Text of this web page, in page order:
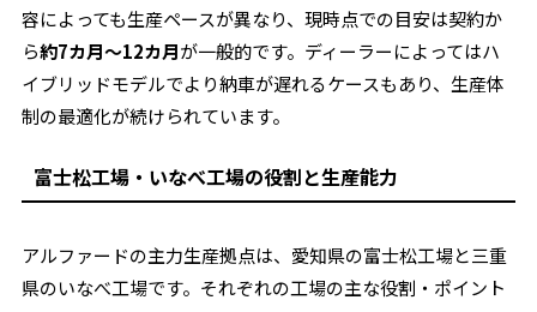
容によっても生産ペースが異なり、現時点での目安は契約か
ら約7カ月〜12カ月が一般的です。ディーラーによってはハ
イブリッドモデルでより納車が遅れるケースもあり、生産体
制の最適化が続けられています。
富士松工場・いなべ工場の役割と生産能力
アルファードの主力生産拠点は、愛知県の富士松工場と三重
県のいなべ工場です。それぞれの工場の主な役割・ポイント